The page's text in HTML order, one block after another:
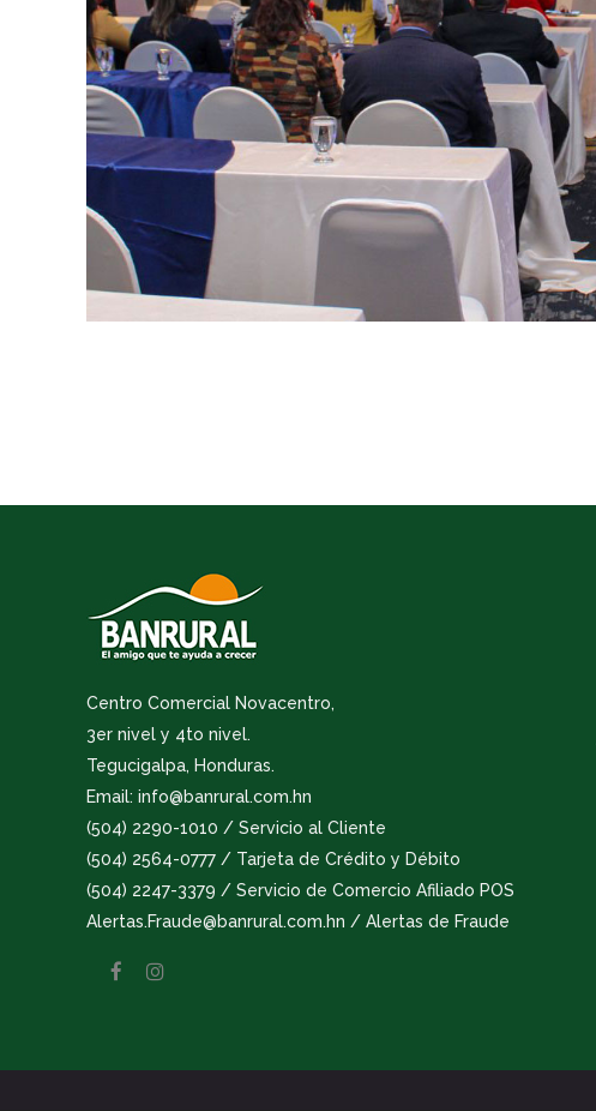
Centro Comercial Novacentro,
3er nivel y 4to nivel.
Tegucigalpa, Honduras.
Email: info@banrural.com.hn
(504) 2290-1010 / Servicio al Cliente
(504) 2564-0777 / Tarjeta de Crédito y Débito
(504) 2247-3379 / Servicio de Comercio Afiliado POS
Alertas.Fraude@banrural.com.hn / Alertas de Fraude